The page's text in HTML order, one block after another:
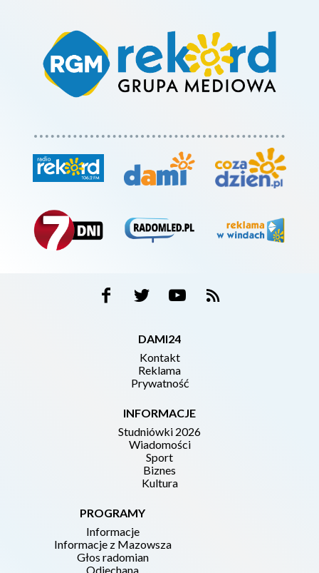
DAMI24
Kontakt
Reklama
Prywatność
INFORMACJE
Studniówki 2026
Wiadomości
Sport
Biznes
Kultura
PROGRAMY
Informacje
Informacje z Mazowsza
Głos radomian
Odjechana